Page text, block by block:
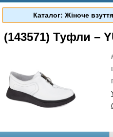
Каталог: Жіноче
(143571) Туфли –